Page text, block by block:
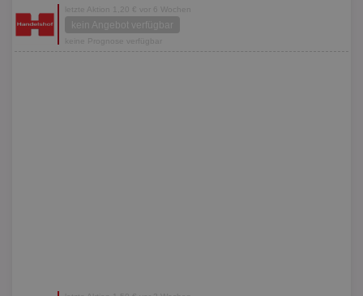
letzte Aktion 1,20 € vor 6 Wochen
kein Angebot verfügbar
keine Prognose verfügbar